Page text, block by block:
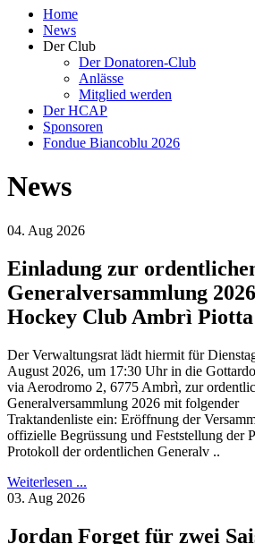
Home
News
Der Club
Der Donatoren-Club
Anlässe
Mitglied werden
Der HCAP
Sponsoren
Fondue Biancoblu 2026
News
04. Aug 2026
Einladung zur
Generalversammlung
Hockey Club Ambrì Piotta
Der Verwaltungsrat lädt hiermit für
August 2026, um 17:30 Uhr in die
via Aerodromo 2, 6775 Ambrì, zur
Generalversammlung 2026 mit folgender
Traktandenliste ein: Eröffnung der
offizielle Begrüssung und Feststellung der
Protokoll der ordentlichen Generalv ..
Weiterlesen ...
03. Aug 2026
Jordan Forget für zwei